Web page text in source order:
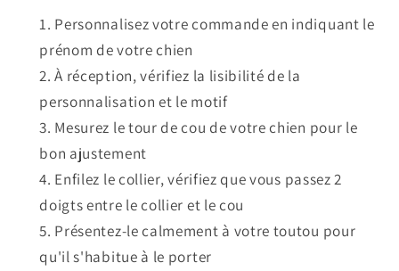
Personnalisez votre commande en indiquant le
prénom de votre chien
À réception, vérifiez la lisibilité de la
personnalisation et le motif
Mesurez le tour de cou de votre chien pour le
bon ajustement
Enfilez le collier, vérifiez que vous passez 2
doigts entre le collier et le cou
Présentez-le calmement à votre toutou pour
qu'il s'habitue à le porter